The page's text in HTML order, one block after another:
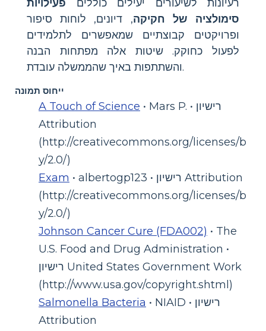
רעיונות לשיעורים יעילים כוללים פעילויות
סימולציה של חקיקה, דיונים, לוחות סיפור
ופרויקטים קבוצתיים שמאפשרים לתלמידים
לפעול כחוקק. שיטות אלה מפתחות הבנה
והשתתפות באיך שהממשלה עובדת.
ייחוס תמונה
A Touch of Science • Mars P. • רישיון
Attribution
(http://creativecommons.org/licenses/b
y/2.0/)
Exam • albertogp123 • רישיון Attribution
(http://creativecommons.org/licenses/b
y/2.0/)
Johnson Cancer Cure (FDA002) • The
U.S. Food and Drug Administration •
רישיון United States Government Work
(http://www.usa.gov/copyright.shtml)
Salmonella Bacteria • NIAID • רישיון
Attribution